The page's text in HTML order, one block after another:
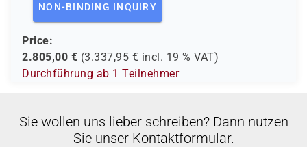
NON-BINDING INQUIRY
Price:
2.805,00 € (3.337,95 € incl. 19 % VAT)
Durchführung ab 1 Teilnehmer
Sie wollen uns lieber schreiben? Dann nutzen
Sie unser Kontaktformular.